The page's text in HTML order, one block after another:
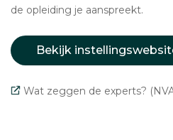
de opleiding je aanspreekt.
Bekijk
Wat zeggen de experts?